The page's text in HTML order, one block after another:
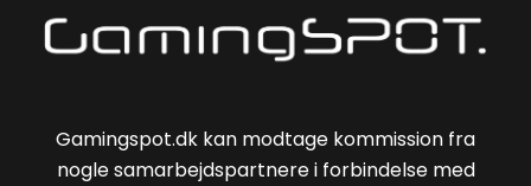
Gamingspot.dk kan modtage kommission fra
nogle samarbejdspartnere i forbindelse med